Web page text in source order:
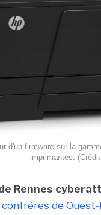
d'un firmware sur la
imprimantes.
Rennes
confrères de Ouest-